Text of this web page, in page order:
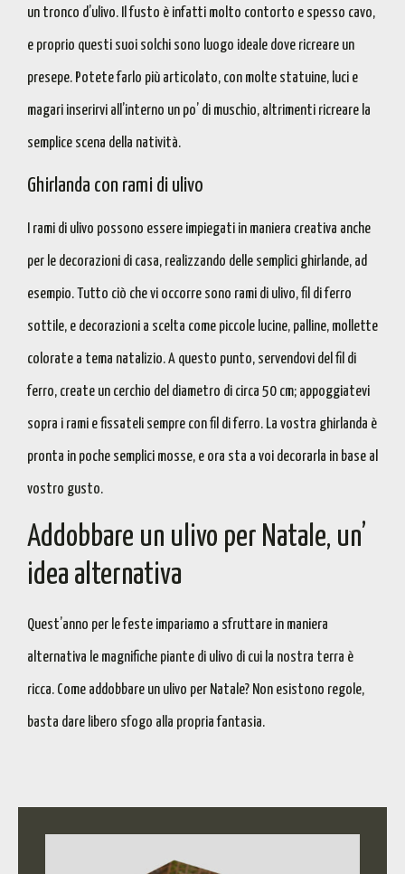
un tronco d’ulivo. Il fusto è infatti molto contorto e spesso cavo,
e proprio questi suoi solchi sono luogo ideale dove ricreare un
presepe. Potete farlo più articolato, con molte statuine, luci e
magari inserirvi all’interno un po’ di muschio, altrimenti ricreare la
semplice scena della natività.
Ghirlanda con rami di ulivo
I rami di ulivo possono essere impiegati in maniera creativa anche
per le decorazioni di casa, realizzando delle semplici ghirlande, ad
esempio. Tutto ciò che vi occorre sono rami di ulivo, fil di ferro
sottile, e decorazioni a scelta come piccole lucine, palline, mollette
colorate a tema natalizio. A questo punto, servendovi del fil di
ferro, create un cerchio del diametro di circa 50 cm; appoggiatevi
sopra i rami e fissateli sempre con fil di ferro. La vostra ghirlanda è
pronta in poche semplici mosse, e ora sta a voi decorarla in base al
vostro gusto.
Addobbare un ulivo per Natale, un’
idea alternativa
Quest’anno per le feste impariamo a sfruttare in maniera
alternativa le magnifiche piante di ulivo di cui la nostra terra è
ricca. Come addobbare un ulivo per Natale? Non esistono regole,
basta dare libero sfogo alla propria fantasia.